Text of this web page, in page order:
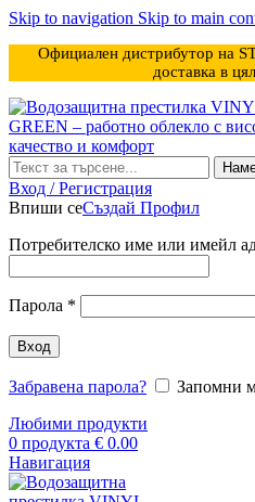
Skip to navigation Skip to main
Официален дистрибутор на
доставка в
Вход / Регистрация
Впиши сеСъздай Профил
Потребителско име или имейл
Парола *
Вход
Забравена парола?
Запомни
Любими продукти
0 продукта € 0.00
Навигация